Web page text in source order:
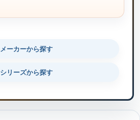
メーカーから探す
シリーズから探す